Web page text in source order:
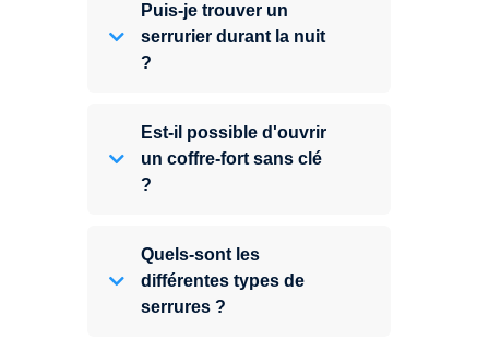
Puis-je trouver un
serrurier durant la nuit
?
Est-il possible d'ouvrir
un coffre-fort sans clé
?
Quels-sont les
différentes types de
serrures ?